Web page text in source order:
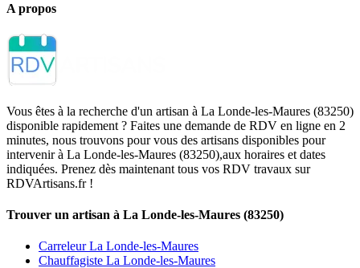
A propos
Vous êtes à la recherche d'un artisan à La Londe-les-Maures (83250)
disponible rapidement ? Faites une demande de RDV en ligne en 2
minutes, nous trouvons pour vous des artisans disponibles pour
intervenir à La Londe-les-Maures (83250),aux horaires et dates
indiquées. Prenez dès maintenant tous vos RDV travaux sur
RDVArtisans.fr !
Trouver un artisan à La Londe-les-Maures (83250)
Carreleur La Londe-les-Maures
Chauffagiste La Londe-les-Maures